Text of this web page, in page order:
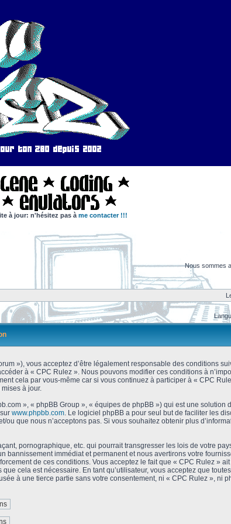
à jour: n'hésitez pas à me contacter !!!
Nous sommes
»), vous acceptez d’être légalement responsable des conditions
à « CPC Rulez ». Nous pouvons modifier ces conditions à
cela par vous-même car si vous continuez à participer à « CPC
à jour.
», « phpBB Group », « équipes de phpBB ») qui est une solution
www.phpbb.com. Le logiciel phpBB a pour seul but de faciliter les
que nous n’acceptons pas. Si vous souhaitez obtenir plus
pornographique, etc. qui pourrait transgresser les lois de votre
immédiat et permanent et nous avertirons votre
de ces conditions. Vous acceptez le fait que « CPC Rulez »
cela est nécessaire. En tant qu’utilisateur, vous acceptez que
à une tierce partie sans votre consentement, ni « CPC Rulez », ni